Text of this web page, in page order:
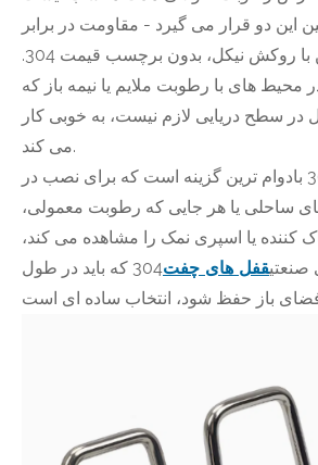
ضد زنگ 201 بین این دو قرار می گیرد - مقاومت در برابر
خوردگی بهتر از آهن با روکش نیکل، بدون برچسب قیمت 304.
محیط های با رطوبت ملایم یا نیمه باز که
سطح دریایی لازم نیست، به خوبی کار
می کند.
فولاد ضد زنگ 304 بادوام ترین گزینه است که برای نصب در
ساحلی یا هر جایی که رطوبت معمولی،
کننده یا اسپری نمک را مشاهده می کند،
قفل های چفت
304 که باید در طول